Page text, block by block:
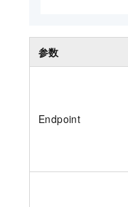
参数
Endpoint